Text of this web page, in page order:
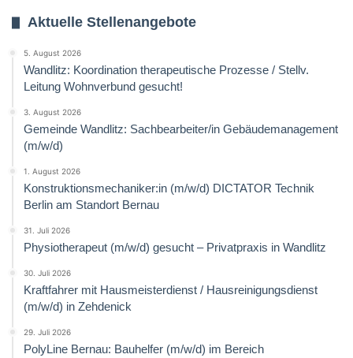
Aktuelle Stellenangebote
5. August 2026
Wandlitz: Koordination therapeutische Prozesse / Stellv.
Leitung Wohnverbund gesucht!
3. August 2026
Gemeinde Wandlitz: Sachbearbeiter/in Gebäudemanagement
(m/w/d)
1. August 2026
Konstruktionsmechaniker:in (m/w/d) DICTATOR Technik
Berlin am Standort Bernau
31. Juli 2026
Physiotherapeut (m/w/d) gesucht – Privatpraxis in Wandlitz
30. Juli 2026
Kraftfahrer mit Hausmeisterdienst / Hausreinigungsdienst
(m/w/d) in Zehdenick
29. Juli 2026
PolyLine Bernau: Bauhelfer (m/w/d) im Bereich